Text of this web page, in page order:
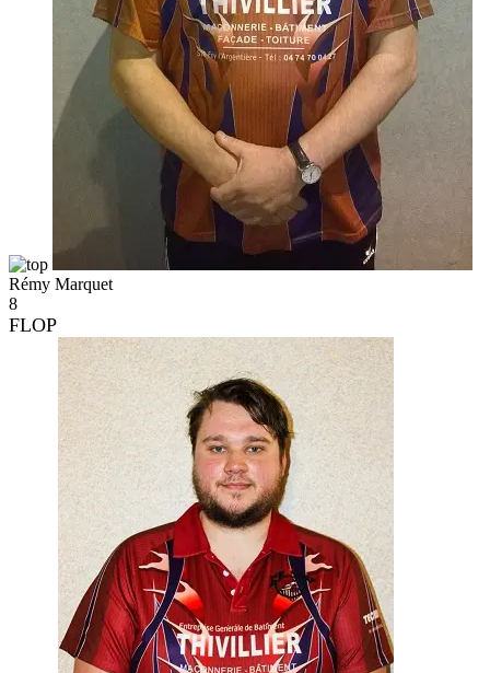
Rémy Marquet
8
FLOP